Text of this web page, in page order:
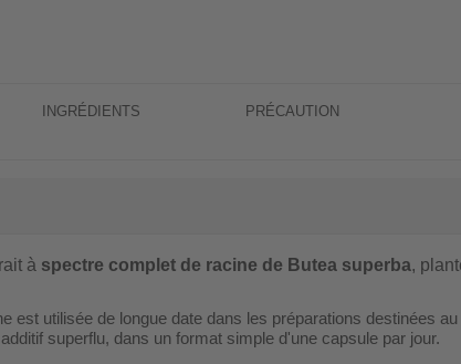
INGRÉDIENTS PRÉCAUTION
à spectre complet de racine de Butea superba,
est utilisée de longue date dans les préparations destinées
superflu, dans un format simple d'une capsule par jour.